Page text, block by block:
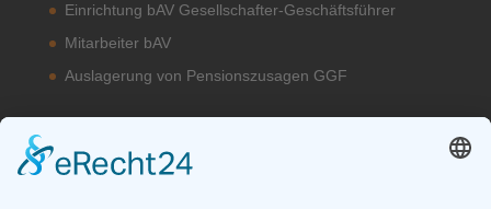
Einrichtung bAV Gesellschafter-Geschäftsführer
Mitarbeiter bAV
Auslagerung von Pensionszusagen GGF
Unsere bAV Lösungen